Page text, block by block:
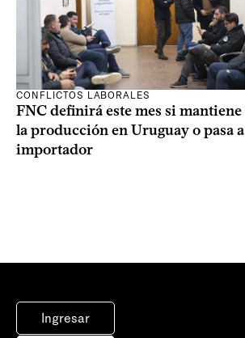
CONFLICTOS LABORALES
FNC definirá este mes si mantiene
la producción en Uruguay o pasa a
importador
Ingresar